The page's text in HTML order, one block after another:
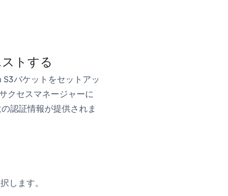
トする
バケットをセットアッ
クセスマネージャーに
認証情報が提供されま
します。